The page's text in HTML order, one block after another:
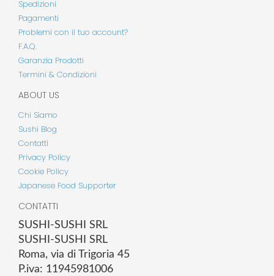
Spedizioni
Pagamenti
Problemi con il tuo account?
F.A.Q.
Garanzia Prodotti
Termini & Condizioni
ABOUT US
Chi Siamo
Sushi Blog
Contatti
Privacy Policy
Cookie Policy
Japanese Food Supporter
CONTATTI
SUSHI-SUSHI SRL
SUSHI-SUSHI SRL
Roma, via di Trigoria 45
P.iva: 11945981006